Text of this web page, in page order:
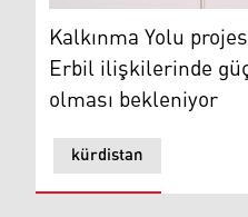
Kalkınma Yolu
kürdistan
Kalkınma Yolu
Erbil ilişkilerinde
olması bekleniyor